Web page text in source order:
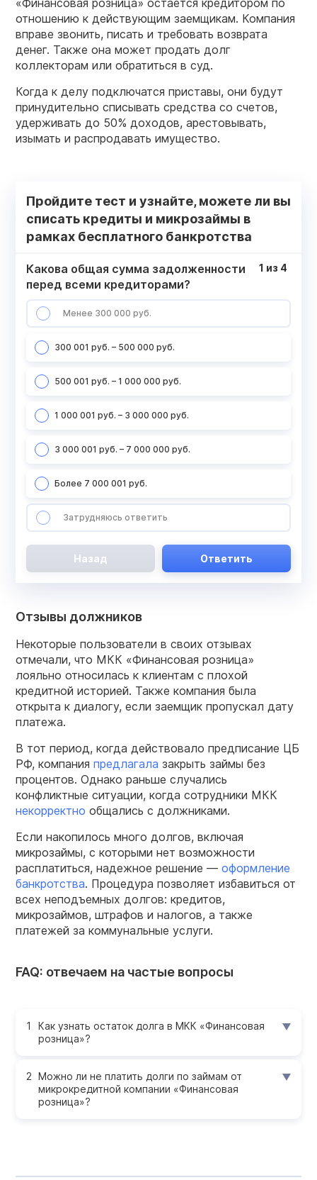
«Финансовая розница» остается кредитором по
отношению к действующим заемщикам. Компания
вправе звонить, писать и требовать возврата
денег. Также она может продать долг
коллекторам или обратиться в суд.
Когда к делу подключатся приставы, они будут
принудительно списывать средства со счетов,
удерживать до 50% доходов, арестовывать,
изымать и распродавать имущество.
Пройдите тест и узнайте, можете ли вы
списать кредиты и микрозаймы в
рамках бесплатного банкротства
Какова общая сумма задолженности
перед всеми кредиторами?
Менее 300 000 руб.
300 001 руб. – 500 000 руб.
500 001 руб. – 1 000 000 руб.
1 000 001 руб. – 3 000 000 руб.
3 000 001 руб. – 7 000 000 руб.
Более 7 000 001 руб.
Затрудняюсь ответить
1 из 4
Назад Ответить
Отзывы должников
Некоторые пользователи в своих отзывах
отмечали, что МКК «Финансовая розница»
лояльно относилась к клиентам с плохой
кредитной историей. Также компания была
открыта к диалогу, если заемщик пропускал дату
платежа.
В тот период, когда действовало предписание ЦБ
РФ, компания предлагала закрыть займы без
процентов. Однако раньше случались
конфликтные ситуации, когда сотрудники МКК
некорректно общались с должниками.
Если накопилось много долгов, включая
микрозаймы, с которыми нет возможности
расплатиться, надежное решение — оформление
банкротства. Процедура позволяет избавиться от
всех неподъемных долгов: кредитов,
микрозаймов, штрафов и налогов, а также
платежей за коммунальные услуги.
FAQ: отвечаем на частые вопросы
Как узнать остаток долга в МКК «Финансовая
розница»?
Можно ли не платить долги по займам от
микрокредитной компании «Финансовая
розница»?